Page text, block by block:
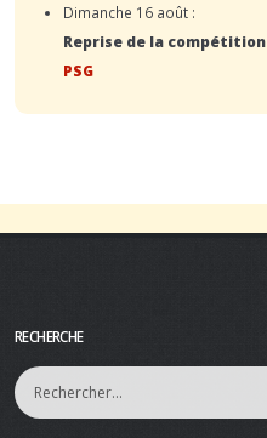
Dimanche 16 août :
Reprise de la compétition
PSG
RECHERCHE